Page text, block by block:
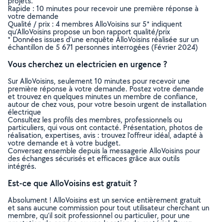
Rapide : 10 minutes pour recevoir une première réponse à
votre demande
Qualité / prix : 4 membres AlloVoisins sur 5* indiquent
qu’AlloVoisins propose un bon rapport qualité/prix
* Données issues d’une enquête AlloVoisins réalisée sur un
échantillon de 5 671 personnes interrogées (Février 2024)
Vous cherchez un electricien en urgence ?
Sur AlloVoisins, seulement 10 minutes pour recevoir une
première réponse à votre demande. Postez votre demande
et trouvez en quelques minutes un membre de confiance,
autour de chez vous, pour votre besoin urgent de installation
électrique
Consultez les profils des membres, professionnels ou
particuliers, qui vous ont contacté. Présentation, photos de
réalisation, expertises, avis : trouvez l'offreur idéal, adapté à
votre demande et à votre budget.
Conversez ensemble depuis la messagerie AlloVoisins pour
des échanges sécurisés et efficaces grâce aux outils
intégrés.
Est-ce que AlloVoisins est gratuit ?
Absolument ! AlloVoisins est un service entièrement gratuit
et sans aucune commission pour tout utilisateur cherchant un
membre, qu’il soit professionnel ou particulier, pour une